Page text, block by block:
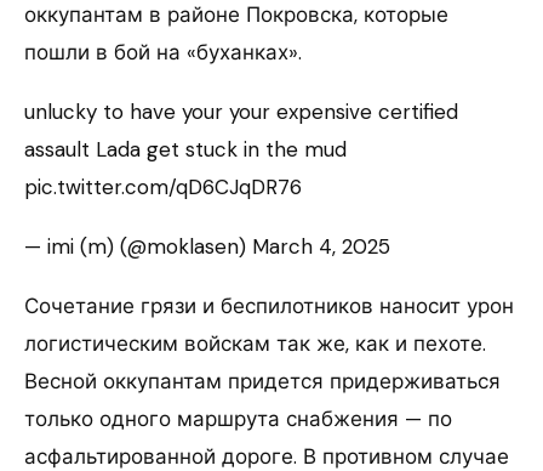
оккупантам в районе Покровска, которые
пошли в бой на «буханках».
unlucky to have your your expensive certified
assault Lada get stuck in the mud
pic.twitter.com/qD6CJqDR76
— imi (m) (@moklasen) March 4, 2025
Сочетание грязи и беспилотников наносит урон
логистическим войскам так же, как и пехоте.
Весной оккупантам придется придерживаться
только одного маршрута снабжения — по
асфальтированной дороге. В противном случае